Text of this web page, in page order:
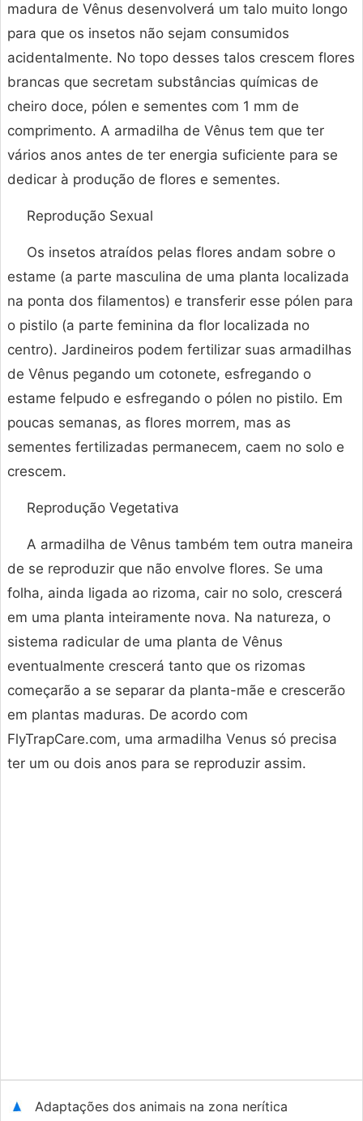
madura de Vênus desenvolverá um talo muito longo
para que os insetos não sejam consumidos
acidentalmente. No topo desses talos crescem flores
brancas que secretam substâncias químicas de
cheiro doce, pólen e sementes com 1 mm de
comprimento. A armadilha de Vênus tem que ter
vários anos antes de ter energia suficiente para se
dedicar à produção de flores e sementes.
Reprodução Sexual
Os insetos atraídos pelas flores andam sobre o
estame (a parte masculina de uma planta localizada
na ponta dos filamentos) e transferir esse pólen para
o pistilo (a parte feminina da flor localizada no
centro). Jardineiros podem fertilizar suas armadilhas
de Vênus pegando um cotonete, esfregando o
estame felpudo e esfregando o pólen no pistilo. Em
poucas semanas, as flores morrem, mas as
sementes fertilizadas permanecem, caem no solo e
crescem.
Reprodução Vegetativa
A armadilha de Vênus também tem outra maneira
de se reproduzir que não envolve flores. Se uma
folha, ainda ligada ao rizoma, cair no solo, crescerá
em uma planta inteiramente nova. Na natureza, o
sistema radicular de uma planta de Vênus
eventualmente crescerá tanto que os rizomas
começarão a se separar da planta-mãe e crescerão
em plantas maduras. De acordo com
FlyTrapCare.com, uma armadilha Venus só precisa
ter um ou dois anos para se reproduzir assim.
Adaptações dos animais na zona nerítica